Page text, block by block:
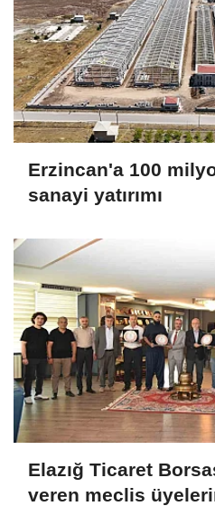
Erzincan'a 100
sanayi yatırımı
Elazığ Ticaret
veren meclis